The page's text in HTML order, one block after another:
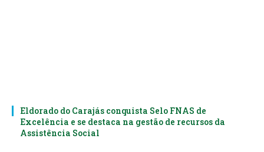
Eldorado do Carajás conquista Selo FNAS de
Excelência e se destaca na gestão de recursos da
Assistência Social